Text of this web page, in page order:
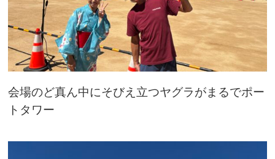
会場のど真ん中にそびえ立つヤグラがまるでポー
トタワー